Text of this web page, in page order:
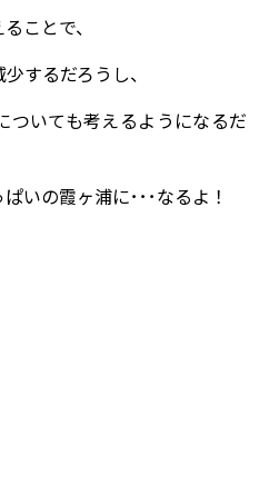
ことで、
するだろうし、
ついても考えるようになるだ
いの霞ヶ浦に･･･なるよ！